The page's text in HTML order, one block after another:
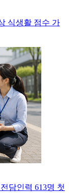
식생활 점수 가
담인력 613명 첫